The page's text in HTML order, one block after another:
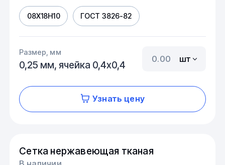
08Х18Н10 ГОСТ 3826-82
Размер, мм
0,25 мм, ячейка 0,4х0,4
шт
Узнать цену
Сетка нержавеющая тканая